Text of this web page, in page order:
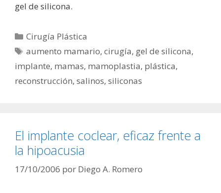
gel de silicona.
Categorías
Cirugía Plástica
Etiquetas
aumento mamario,cirugía, gel de silicona,
implante, mamas, mamoplastia, plástica,
reconstrucción, salinos, siliconas
El implante coclear, eficaz frente a
la hipoacusia
17/10/2006 por Diego A. Romero